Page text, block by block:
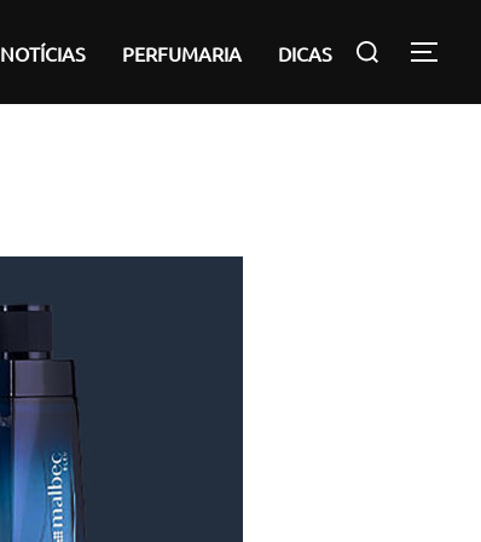
NOTÍCIAS PERFUMARIA DICAS
Pesquisar